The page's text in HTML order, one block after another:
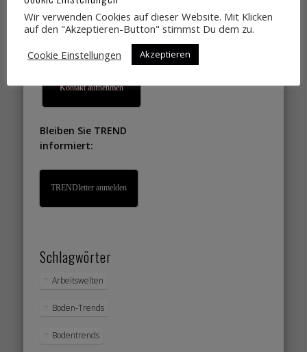
Lifestyletrends, die
Sie gut verkaufen?
Dann einfach
Kontakt aufnehmen
Bleiben Sie TREND
informiert:
TRENDletter anmelden
Schlagwörter
Arbeitswelten
Boden-Trends
Bodentrends
Wir verwenden Cookies auf dieser Website. Mit Klicken
auf den "Akzeptieren-Button" stimmst Du dem zu.
Cookie Einstellungen
Akzeptieren